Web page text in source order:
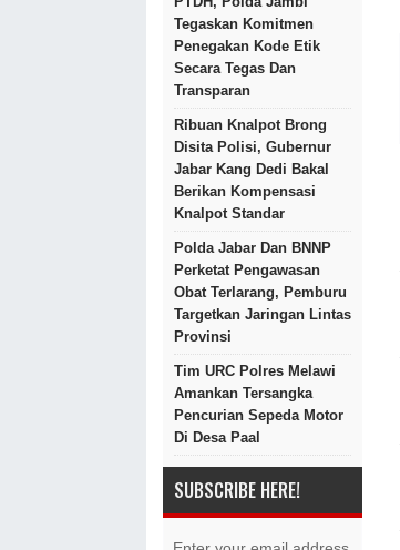
Tegaskan Komitmen
Penegakan Kode Etik
Secara Tegas Dan
Transparan
Ribuan Knalpot Brong
Disita Polisi, Gubernur
Jabar Kang Dedi Bakal
Berikan Kompensasi
Knalpot Standar
Polda Jabar Dan BNNP
Perketat Pengawasan
Obat Terlarang, Pemburu
Targetkan Jaringan Lintas
Provinsi
Tim URC Polres Melawi
Amankan Tersangka
Pencurian Sepeda Motor
Di Desa Paal
SUBSCRIBE HERE!